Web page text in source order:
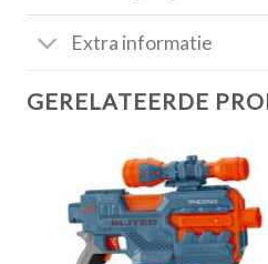
Extra informatie
GERELATEERDE
aan